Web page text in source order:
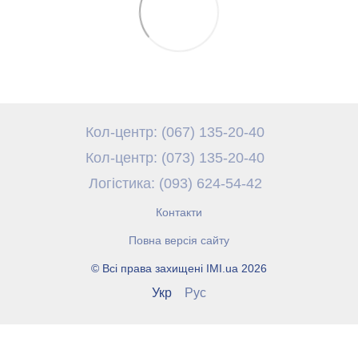
Кол-центр: (067) 135-20-40
Кол-центр: (073) 135-20-40
Логістика: (093) 624-54-42
Контакти
Повна версія сайту
© Всі права захищені IMI.ua 2026
Укр Рус